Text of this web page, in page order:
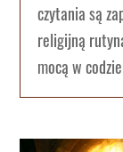
czytania są
religijną
mocą w